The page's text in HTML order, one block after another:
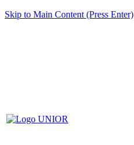
Skip to Main Content (Press Enter)